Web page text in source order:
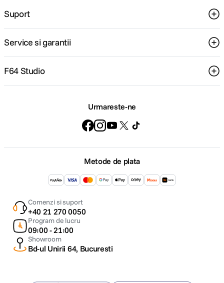
Suport
Service si garantii
F64 Studio
Urmareste-ne
Metode de plata
Comenzi si suport
+40 21 270 0050
Program de lucru
09:00 - 21:00
Showroom
Bd-ul Unirii 64, Bucuresti